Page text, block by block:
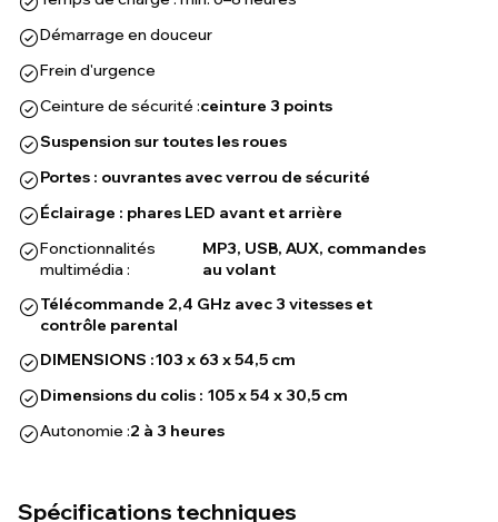
Démarrage en douceur
Frein d'urgence
Ceinture de sécurité :ceinture 3 points
Suspension sur toutes les roues
Portes : ouvrantes avec verrou de sécurité
Éclairage : phares LED avant et arrière
Fonctionnalités
multimédia :
MP3, USB, AUX, commandes
au volant
Télécommande 2,4 GHz avec 3 vitesses et
contrôle parental
DIMENSIONS :103 x 63 x 54,5 cm
Dimensions du colis : 105 x 54 x 30,5 cm
Autonomie :2 à 3 heures
Spécifications techniques